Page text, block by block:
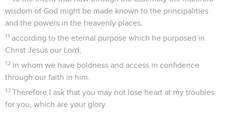
wisdom of God might be made known to the principalities
and the powers in the heavenly places,
11 according to the eternal purpose which he purposed in
Christ Jesus our Lord;
12 in whom we have boldness and access in confidence
through our faith in him.
13 Therefore I ask that you may not lose heart at my troubles
for you, which are your glory.